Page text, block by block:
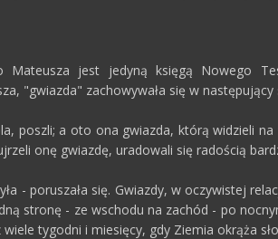
Mateusza jest jedyną księgą Nowego
"gwiazda" zachowywała się w następujący
poszli; a oto ona gwiazda, którą widzieli
onę gwiazdę, uradowali się radością
- poruszała się. Gwiazdy, w oczywistej
stronę - ze wschodu na zachód - po
tygodni i miesięcy, gdy Ziemia okrąża